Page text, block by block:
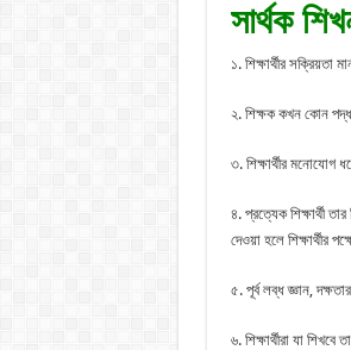
সার্থক
১. শিক্ষার্থীর সক্রিয়তা
২. শিক্ষক কখন কোন
৩. শিক্ষার্থীর মনোযোগ
৪. প্রত্যেক শিক্ষার্থী
দেওয়া হলে শিক্ষার্থীর
৫. পূর্ব লব্ধ জ্ঞান,
৬. শিক্ষার্থীরা যা